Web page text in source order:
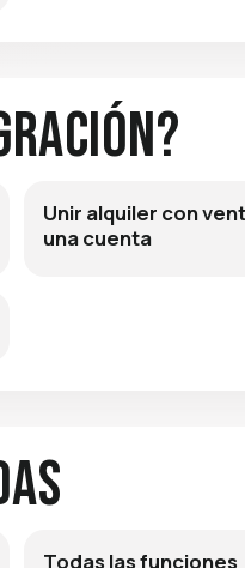
Unir alquiler con
una cuenta
Todas las funciones